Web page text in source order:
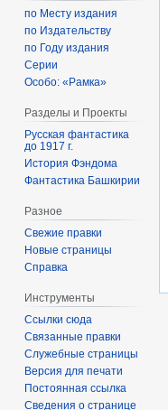
по Месту издания
по Издательству
по Году издания
Серии
Особо: «Рамка»
Разделы и Проекты
Русская фантастика
до 1917 г.
История Фэндома
Фантастика Башкирии
Разное
Свежие правки
Новые страницы
Справка
Инструменты
Ссылки сюда
Связанные правки
Служебные страницы
Версия для печати
Постоянная ссылка
Сведения о странице